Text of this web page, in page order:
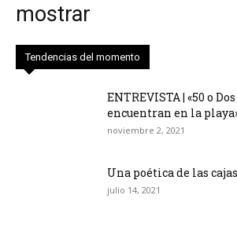
mostrar
Tendencias del momento
ENTREVISTA | «50 o
encuentran en la
noviembre 2, 2021
Una poética de las
julio 14, 2021